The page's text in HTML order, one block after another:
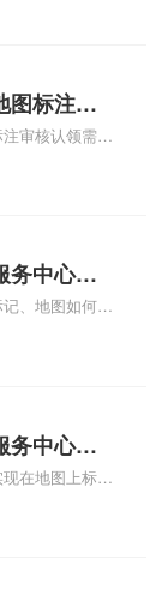
于一些客户来
猪打车
图标注多
领地图标
审核认领需要
领需要多久
务中心如
位置标
服务中
、地图如何做
、360e启花贷
下方正文！
务中心地
指路人地
图位置
在地图上标记
置、门指路人